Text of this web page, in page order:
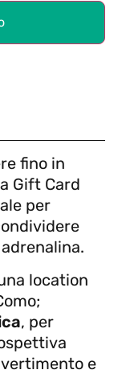
fino in
Gift Card
per
location
, per
e